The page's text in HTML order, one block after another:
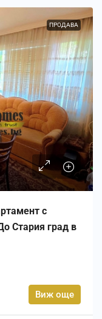
ПРОДАВА
с
Стария град в
Виж още